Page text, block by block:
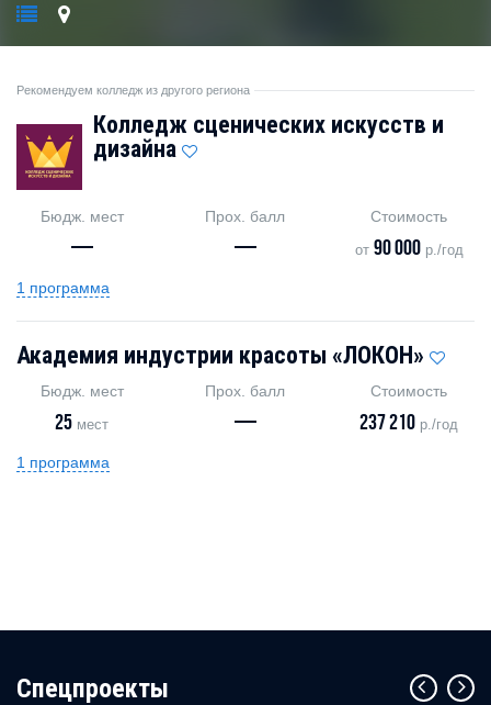
Рекомендуем колледж из другого региона
Колледж сценических искусств и
дизайна
Бюдж. мест
—
Прох. балл
—
Стоимость
от 90 000р./год
1 программа
Академия индустрии красоты «ЛОКОН»
Бюдж. мест
25 мест
Прох. балл
—
Стоимость
237 210 р./год
1 программа
Cпецпроекты